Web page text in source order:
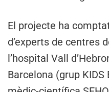
El projecte ha
d’experts de centres
l’hospital Vall
Barcelona (grup